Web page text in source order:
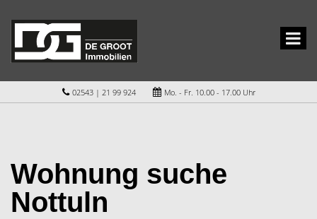
02543 | 21 99 924 Mo. - Fr. 10.00 - 17.00 Uhr
Wohnung suche
Nottuln